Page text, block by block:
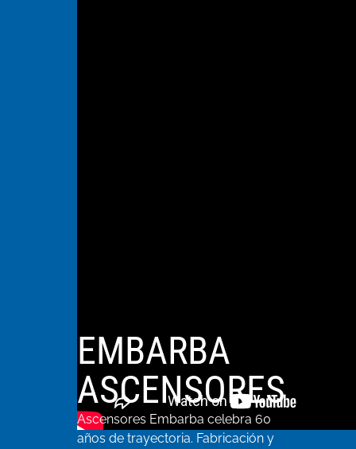
EMBARBA
ASCENSORES
Ascensores Embarba celebra 60
años de trayectoria. Fabricación y